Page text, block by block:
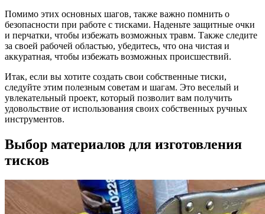
Помимо этих основных шагов, также важно помнить о
безопасности при работе с тисками. Наденьте защитные очки
и перчатки, чтобы избежать возможных травм. Также следите
за своей рабочей областью, убедитесь, что она чистая и
аккуратная, чтобы избежать возможных происшествий.
Итак, если вы хотите создать свои собственные тиски,
следуйте этим полезным советам и шагам. Это веселый и
увлекательный проект, который позволит вам получить
удовольствие от использования своих собственных ручных
инструментов.
Выбор материалов для изготовления
тисков